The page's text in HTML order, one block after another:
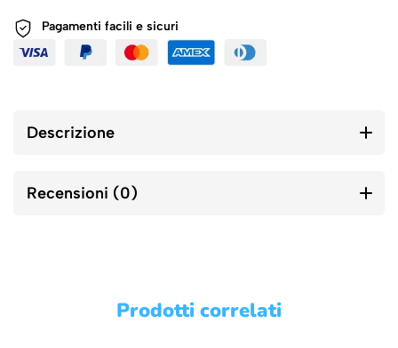
Pagamenti facili e sicuri
Descrizione
Recensioni (0)
Prodotti correlati